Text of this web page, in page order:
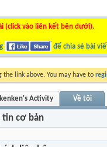
(click vào liên kết bên dưới).
để chia sẻ bài
the link above. You may have to
Activity Về tôi
tin cơ bản